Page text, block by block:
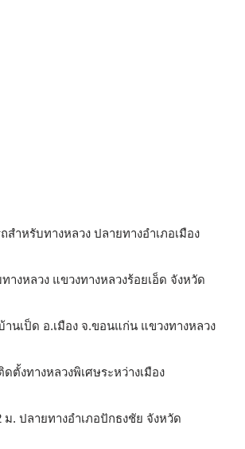
สําหรับทางหลวง ปลายทางอำเภอเมือง
างหลวง แขวงทางหลวงร้อยเอ็ด จังหวัด
านเป็ด อ.เมือง จ.ขอนแก่น แขวงทางหลวง
ตั้งทางหลวงพิเศษระหว่างเมือง
ม. ปลายทางอำเภอปักธงชัย จังหวัด